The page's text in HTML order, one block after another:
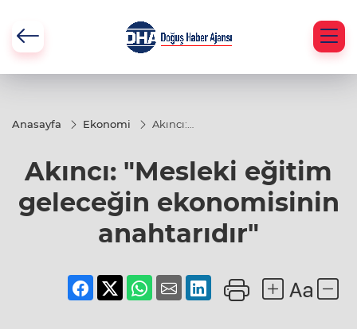
Anasayfa Ekonomi
Akıncı:
geleceğin
ekonomisinin
Akıncı: "Mesleki eğitim
geleceğin ekonomisinin
anahtarıdır"